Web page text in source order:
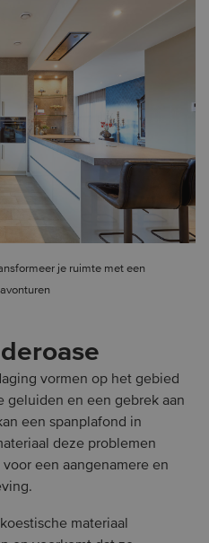
je ruimte met een
vormen op het gebied
geluiden en een gebrek aan
een spanplafond in
deze problemen
een aangenamere en
materiaal